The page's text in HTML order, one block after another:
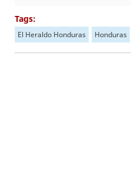
Tags:
El Heraldo Honduras Honduras